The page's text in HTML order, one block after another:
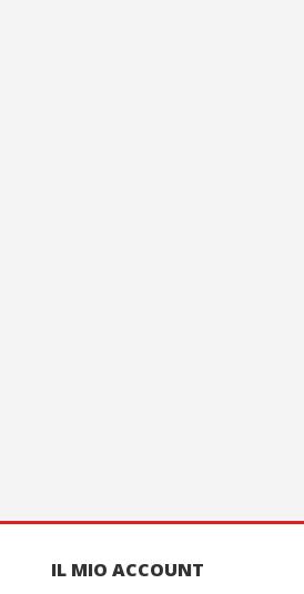
IL MIO ACCOUNT